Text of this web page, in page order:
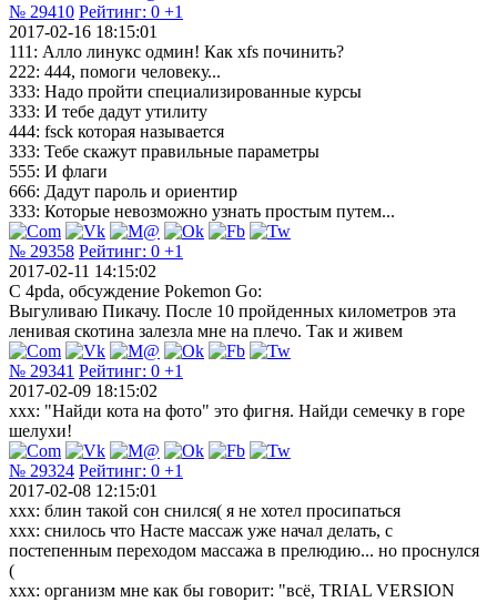
№ 29410 Рейтинг: 0 +1
2017-02-16 18:15:01
111: Алло линукс одмин! Как xfs починить?
222: 444, помоги человеку...
333: Надо пройти специализированные курсы
333: И тебе дадут утилиту
444: fsck которая называется
333: Тебе скажут правильные параметры
555: И флаги
666: Дадут пароль и ориентир
333: Которые невозможно узнать простым путем...
№ 29358 Рейтинг: 0 +1
2017-02-11 14:15:02
С 4pda, обсуждение Pokemon Go:
Выгуливаю Пикачу. После 10 пройденных километров эта
ленивая скотина залезла мне на плечо. Так и живем
№ 29341 Рейтинг: 0 +1
2017-02-09 18:15:02
xxx: "Найди кота на фото" это фигня. Найди семечку в горе
шелухи!
№ 29324 Рейтинг: 0 +1
2017-02-08 12:15:01
xxx: блин такой сон снился( я не хотел просипаться
ххх: снилось что Насте массаж уже начал делать, с
постепенным переходом массажа в прелюдию... но проснулся
(
ххх: организм мне как бы говорит: "всё, TRIAL VERSION